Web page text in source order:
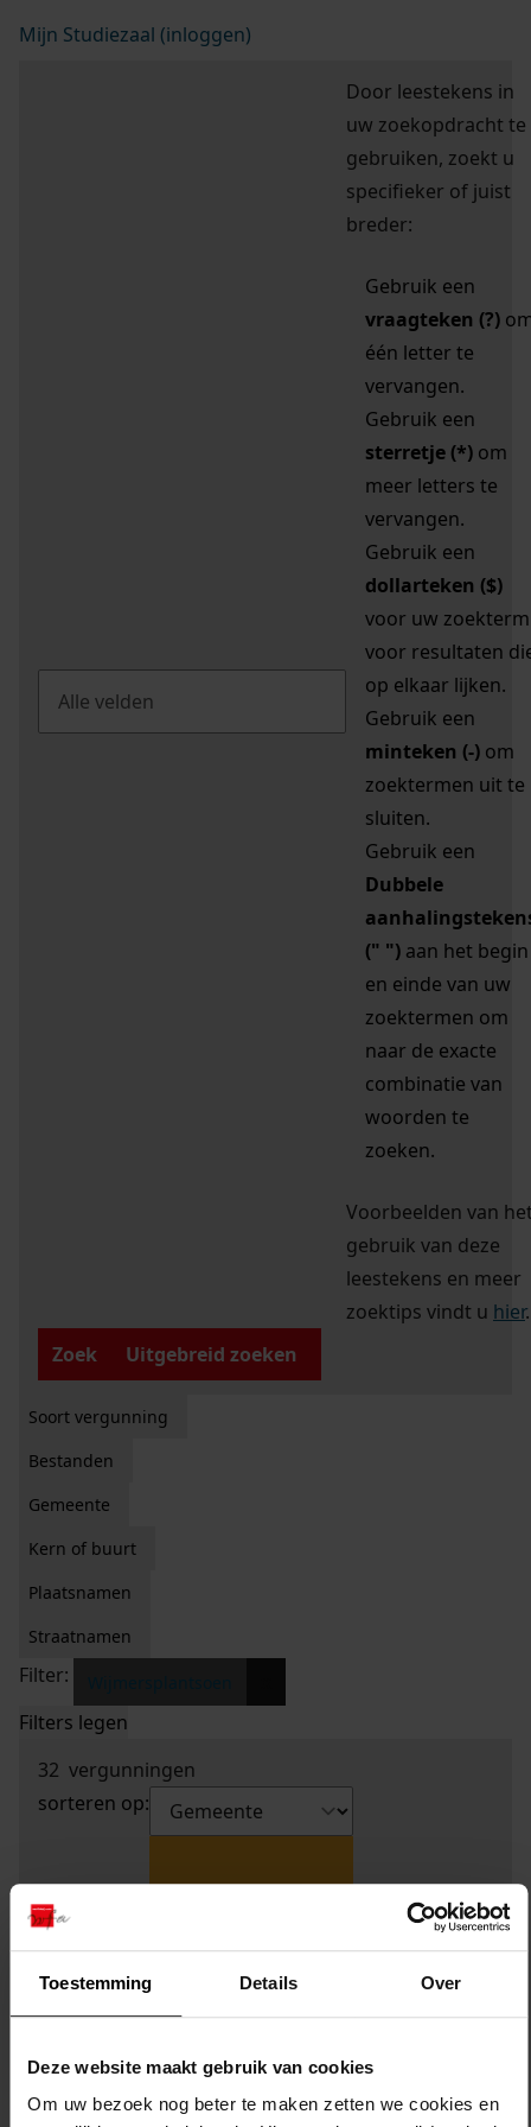
Toestemming Details Over
Deze website maakt gebruik van cookies
Om uw bezoek nog beter te maken zetten we cookies en
Mijn Studiezaal (inloggen)
Door leestekens in
uw zoekopdracht te
gebruiken, zoekt u
specifieker of juist
breder:
Gebruik een
vraagteken (?)
één letter te
vervangen.
Gebruik een
sterretje (*) om
meer letters te
vervangen.
Gebruik een
dollarteken ($)
voor uw zoekterm
voor resultaten
op elkaar lijken.
Gebruik een
minteken (-) om
zoektermen uit te
sluiten.
Gebruik een
Dubbele
(" ") aan het begin
en einde van uw
zoektermen om
naar de exacte
combinatie van
woorden te
zoeken.
Voorbeelden van
gebruik van deze
leestekens en meer
zoektips vindt u hier.
Zoek
Uitgebreid zoeken
Soort vergunning
Bestanden
Gemeente
Kern of buurt
Plaatsnamen
Straatnamen
Filter:
Filters legen
32 vergunningen
sorteren op: